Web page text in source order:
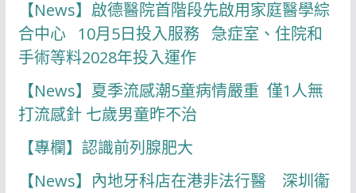
【News】啟德醫院首階段先啟用家庭醫學綜
合中心 10月5日投入服務 急症室、住院和
手術等料2028年投入運作
【News】夏季流感潮5童病情嚴重 僅1人無
打流感針 七歲男童昨不治
【專欄】認識前列腺肥大
【News】內地牙科店在港非法行醫 深圳衞